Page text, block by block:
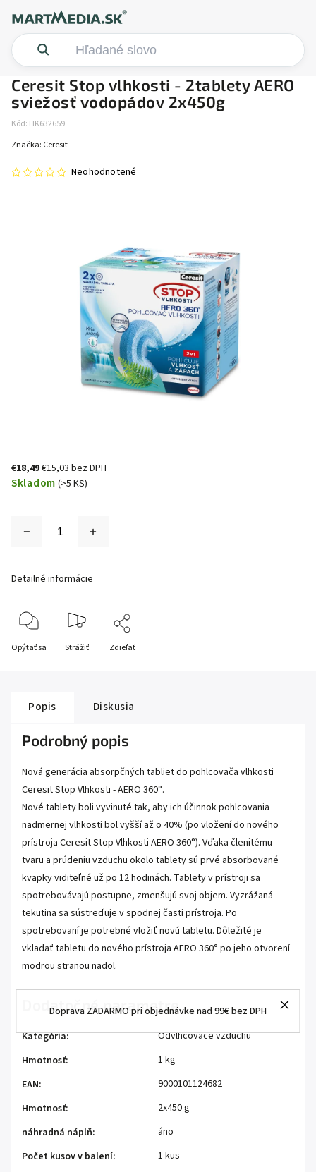
Doprava ZADARMO pri objednávke nad 99€ bez DPH
Ceresit Stop vlhkosti - 2tablety AERO
sviežosť vodopádov 2x450g
Kód: HK632659
Neohodnotené
Značka: Ceresit
€18,49€15,03 bez DPH
Skladom (>5 KS)
Detailné informácie
Opýtať sa Strážiť Zdieľať
Popis Diskusia
Podrobný popis
Nová generácia absorpčných tabliet do pohlcovača vlhkosti
Ceresit Stop Vlhkosti - AERO 360°.
Nové tablety boli vyvinuté tak, aby ich účinnok pohlcovania
nadmernej vlhkosti bol vyšší až o 40% (po vložení do nového
prístroja Ceresit Stop Vlhkosti AERO 360°). Vďaka členitému
tvaru a prúdeniu vzduchu okolo tablety sú prvé absorbované
kvapky viditeľné už po 12 hodinách. Tablety v prístroji sa
spotrebovávajú postupne, zmenšujú svoj objem. Vyzrážaná
tekutina sa sústreďuje v spodnej časti prístroja. Po
spotrebovaní je potrebné vložiť novú tabletu. Dôležité je
vkladať tabletu do nového prístroja AERO 360° po jeho otvorení
modrou stranou nadol.
Dodatočné parametre
Kategória:
Odvlhčovače vzduchu
Hmotnosť:
1 kg
EAN:
9000101124682
Hmotnosť:
2x450 g
náhradná náplň:
áno
Počet kusov v balení:
1 kus